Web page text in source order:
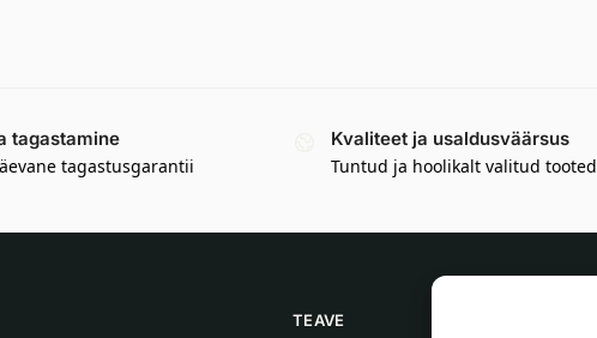
tagastamine
tagastusgarantii
Kvaliteet ja usaldusväärsus
Tuntud ja hoolikalt valitud tooted
TEAVE